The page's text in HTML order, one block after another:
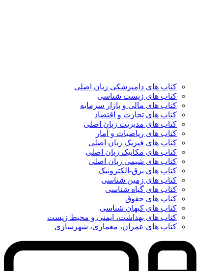
کتاب های دامپزشکی زبان اصلی
کتاب های زیست شناسی
کتاب های مالی و بازار سرمایه
کتاب های تجارت و اقتصاد
کتاب های مدیریت زبان اصلی
کتاب های ریاضیات و آمار
کتاب های فیزیک زبان اصلی
کتاب های مکانیک زبان اصلی
کتاب های شیمی زبان اصلی
کتاب های برق-الکترونیک
کتاب های زمین شناسی
کتاب های گیاه شناسی
کتاب های حقوق
کتاب های کیهان شناسی
کتاب های بهداشت، ایمنی و محیط زیست
کتاب های عمران، معماری، شهرسازی